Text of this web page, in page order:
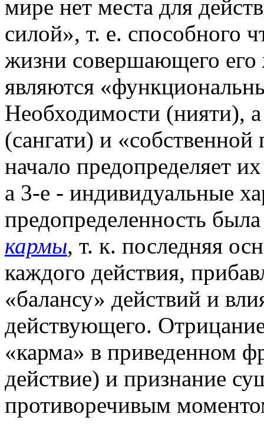
мире нет места для
силой», т. е. способного
жизни совершающего его
являются
Необходимости (нияти),
(сангати) и
начало предопределяет
а 3-е - индивидуальные
предопределенность
кармы, т. к. последняя
каждого действия,
«балансу» действий и
действующего.
«карма» в приведенном
действие) и признание
противоречивым